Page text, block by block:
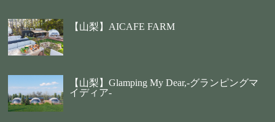
【山梨】AICAFE FARM
【山梨】Glamping My Dear,-グランピングマ
イディア-